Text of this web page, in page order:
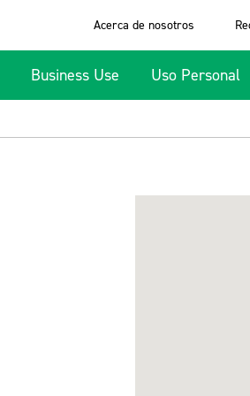
Acerca de nosotros
Business Use Uso Personal